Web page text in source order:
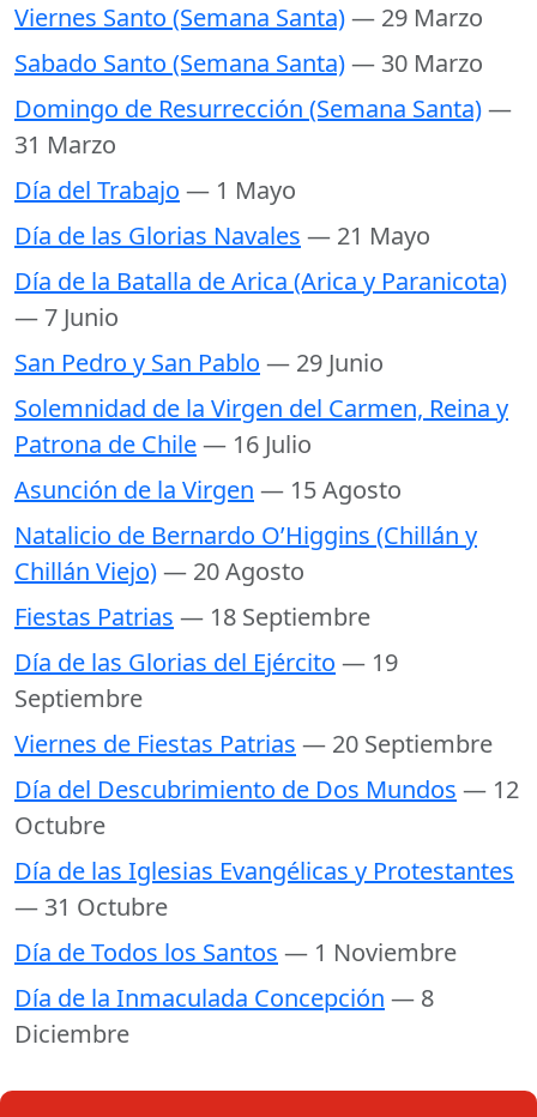
Viernes Santo (Semana Santa)— 29 Marzo
Sabado Santo (Semana Santa)— 30 Marzo
Domingo de Resurrección (Semana Santa)—
31 Marzo
Día del Trabajo — 1 Mayo
Día de las Glorias Navales — 21 Mayo
Día de la Batalla de Arica (Arica y Paranicota)
— 7 Junio
San Pedro y San Pablo — 29 Junio
Solemnidad de la Virgen del Carmen, Reina y
Patrona de Chile— 16 Julio
Asunción de la Virgen — 15 Agosto
Natalicio de Bernardo O’Higgins (Chillán y
Chillán Viejo)— 20 Agosto
Fiestas Patrias — 18 Septiembre
Día de las Glorias del Ejército — 19
Septiembre
Viernes de Fiestas Patrias — 20 Septiembre
Día del Descubrimiento de Dos Mundos — 12
Octubre
Día de las Iglesias Evangélicas y Protestantes
— 31 Octubre
Día de Todos los Santos — 1 Noviembre
Día de la Inmaculada Concepción — 8
Diciembre